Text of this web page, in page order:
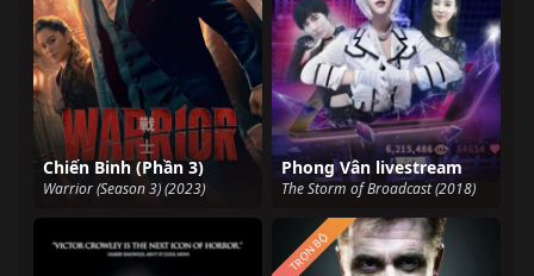
Chiến Binh (Phần 3)
Warrior (Season 3) (2023)
Phong Vân livestream
The Storm of Broadcast (2018)
TRỌN BỘ